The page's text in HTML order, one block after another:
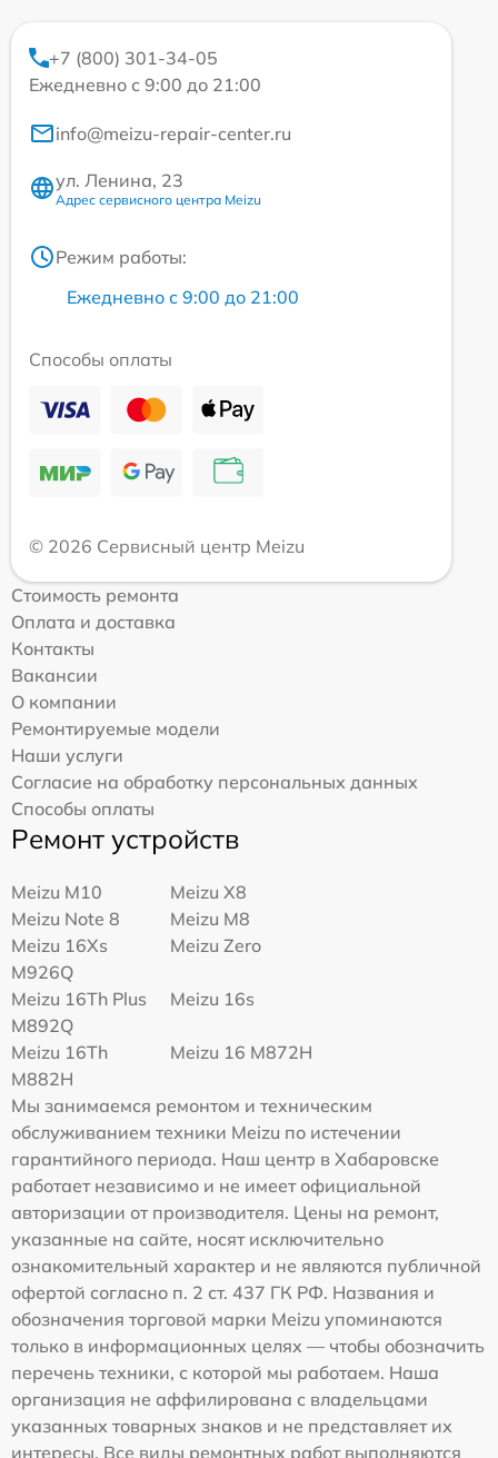
+7 (800) 301-34-05
Ежедневно с 9:00 до 21:00
info@meizu-repair-center.ru
ул. Ленина, 23
Адрес сервисного центра Meizu
Режим работы:
Ежедневно с 9:00 до 21:00
Способы оплаты
© 2026 Сервисный центр Meizu
Стоимость ремонта
Оплата и доставка
Контакты
Вакансии
О компании
Ремонтируемые модели
Наши услуги
Согласие на обработку персональных данных
Способы оплаты
Ремонт устройств
Meizu M10
Meizu X8
Meizu Note 8
Meizu M8
Meizu 16Xs
M926Q
Meizu Zero
Meizu 16Th Plus
M892Q
Meizu 16s
Meizu 16Th
M882H
Meizu 16 M872H
Мы занимаемся ремонтом и техническим
обслуживанием техники Meizu по истечении
гарантийного периода. Наш центр в Хабаровске
работает независимо и не имеет официальной
авторизации от производителя. Цены на ремонт,
указанные на сайте, носят исключительно
ознакомительный характер и не являются публичной
офертой согласно п. 2 ст. 437 ГК РФ. Названия и
обозначения торговой марки Meizu упоминаются
только в информационных целях — чтобы обозначить
перечень техники, с которой мы работаем. Наша
организация не аффилирована с владельцами
указанных товарных знаков и не представляет их
интересы. Все виды ремонтных работ выполняются